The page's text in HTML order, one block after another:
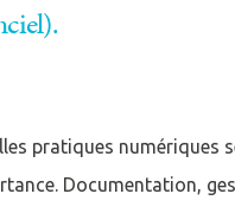
pratiques
Documentation,